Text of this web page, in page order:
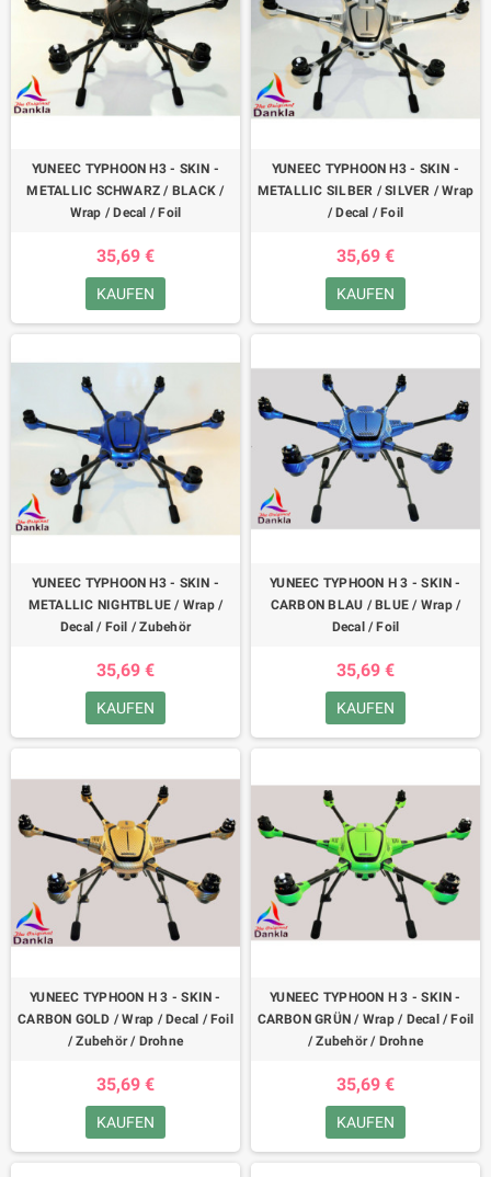
YUNEEC TYPHOON H3 - SKIN -
METALLIC SCHWARZ / BLACK /
Wrap / Decal / Foil
35,69 €
KAUFEN
YUNEEC TYPHOON H3 - SKIN -
METALLIC SILBER / SILVER / Wrap
/ Decal / Foil
35,69 €
KAUFEN
YUNEEC TYPHOON H3 - SKIN -
METALLIC NIGHTBLUE / Wrap /
Decal / Foil / Zubehör
35,69 €
KAUFEN
YUNEEC TYPHOON H 3 - SKIN -
CARBON BLAU / BLUE / Wrap /
Decal / Foil
35,69 €
KAUFEN
YUNEEC TYPHOON H 3 - SKIN -
CARBON GOLD / Wrap / Decal / Foil
/ Zubehör / Drohne
35,69 €
KAUFEN
YUNEEC TYPHOON H 3 - SKIN -
CARBON GRÜN / Wrap / Decal / Foil
/ Zubehör / Drohne
35,69 €
KAUFEN